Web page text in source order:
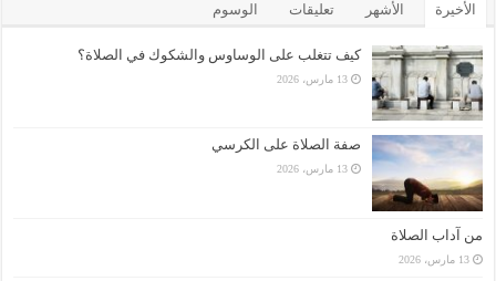
الأخيرة الأشهر تعليقات الوسوم
كيف تتغلب على الوساوس والشكوك في الصلاة؟
13 مارس، 2026
صفة الصلاة على الكرسي
13 مارس، 2026
من آداب الصلاة
13 مارس، 2026